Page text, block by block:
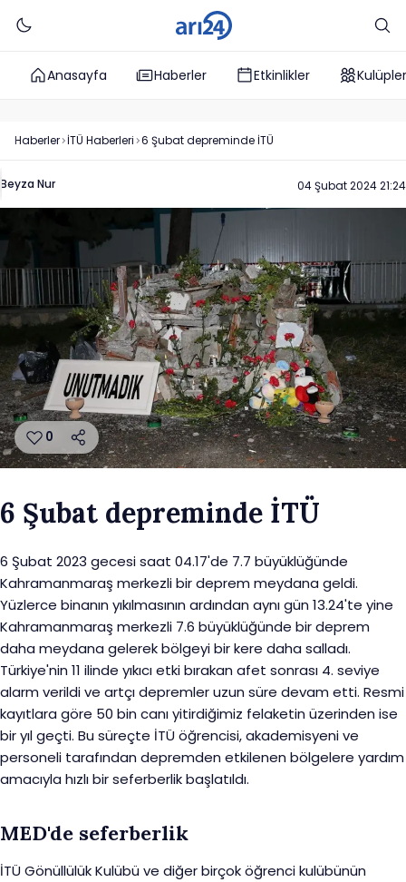
Anasayfa Haberler Etkinlikler Kulüpler
Haberler İTÜ Haberleri 6 Şubat depreminde İTÜ
Beyza Nur 04 Şubat 2024 21:24
0
6 Şubat depreminde İTÜ
6 Şubat 2023 gecesi saat 04.17'de 7.7 büyüklüğünde
Kahramanmaraş merkezli bir deprem meydana geldi.
Yüzlerce binanın yıkılmasının ardından aynı gün 13.24'te yine
Kahramanmaraş merkezli 7.6 büyüklüğünde bir deprem
daha meydana gelerek bölgeyi bir kere daha salladı.
Türkiye'nin 11 ilinde yıkıcı etki bırakan afet sonrası 4. seviye
alarm verildi ve artçı depremler uzun süre devam etti. Resmi
kayıtlara göre 50 bin canı yitirdiğimiz felaketin üzerinden ise
bir yıl geçti. Bu süreçte İTÜ öğrencisi, akademisyeni ve
personeli tarafından depremden etkilenen bölgelere yardım
amacıyla hızlı bir seferberlik başlatıldı.
MED'de seferberlik
İTÜ Gönüllülük Kulübü ve diğer birçok öğrenci kulübünün